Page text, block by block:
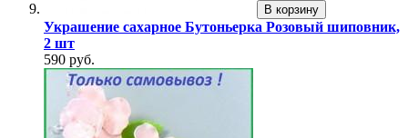
В корзину
Украшение сахарное Бутоньерка Розовый шиповник,
2 шт
590 руб.